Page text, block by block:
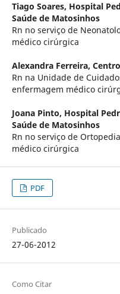
Tiago Soares, Hospital
Saúde de Matosinhos
Rn no serviço de
médico cirúrgica
Alexandra Ferreira,
Rn na Unidade de
enfermagem médico
Joana Pinto, Hospital
Saúde de Matosinhos
Rn no serviço de
médico cirúrgica
PDF
Publicado
27-06-2012
Como Citar